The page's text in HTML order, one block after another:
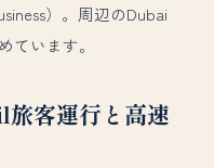
）。周辺のDubai
ています。
客運行と高速